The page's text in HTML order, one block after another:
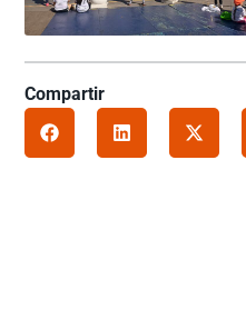
Compartir